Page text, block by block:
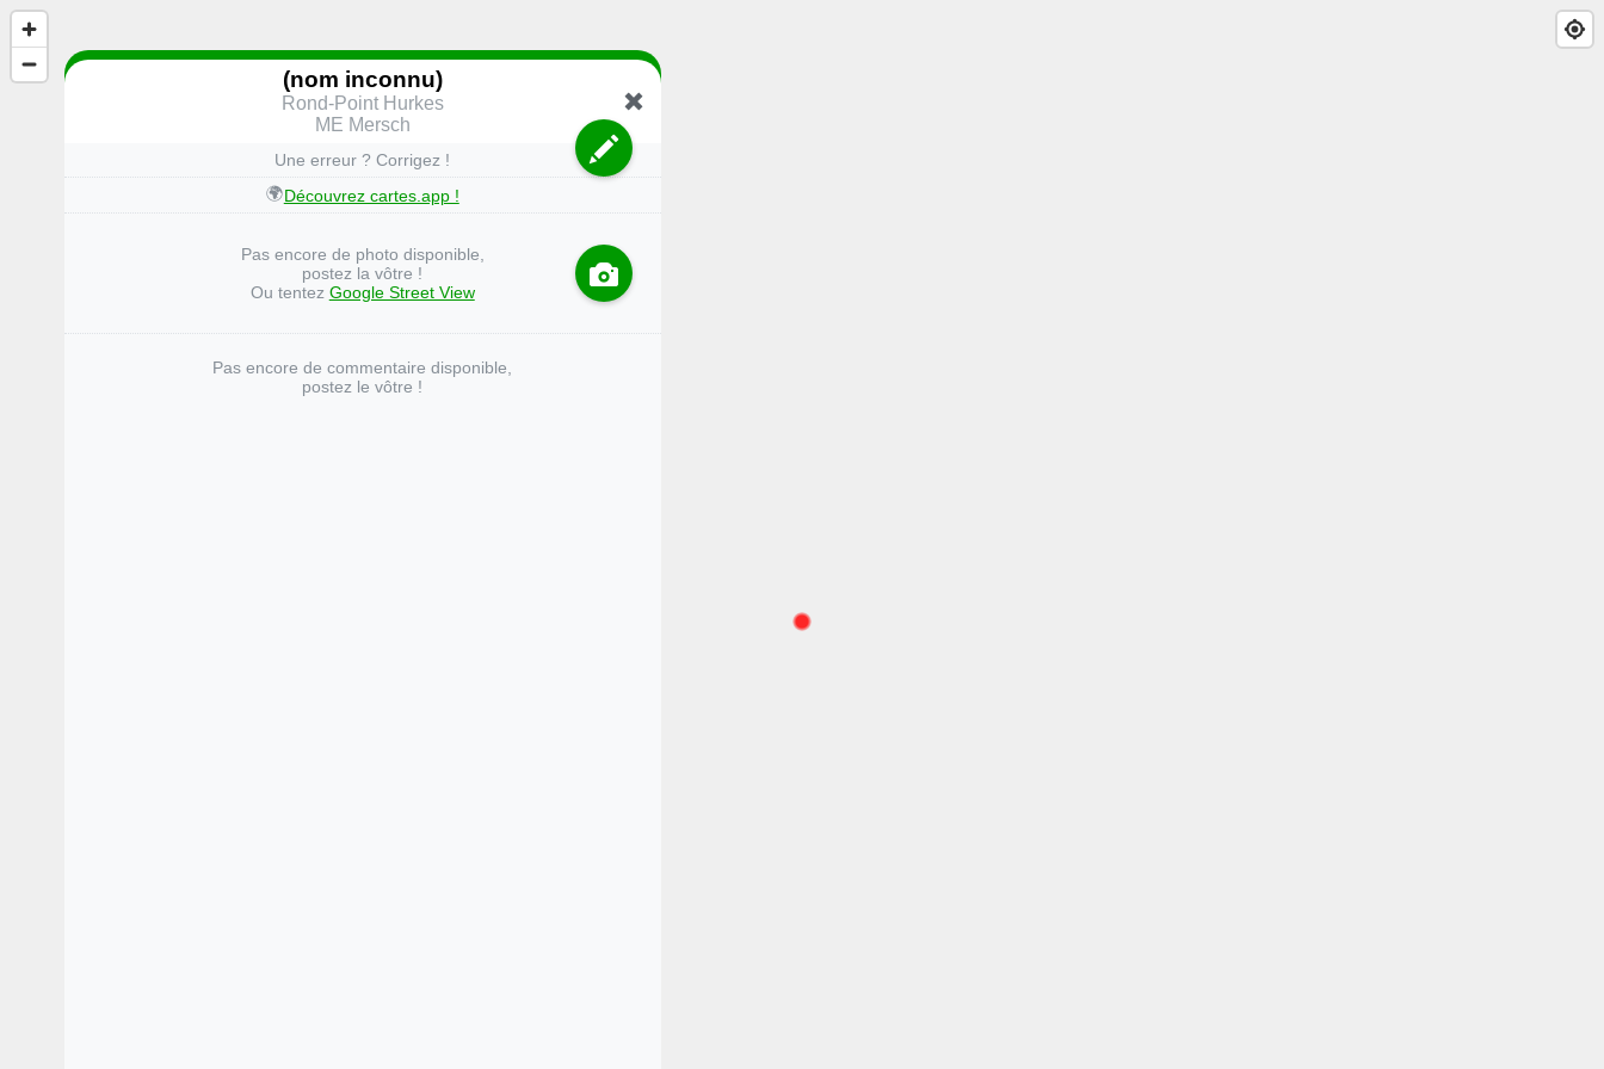
(nom inconnu)
Rond-Point Hurkes
ME Mersch
Une erreur ? Corrigez !
🌍Découvrez cartes.app !
Pas encore de photo disponible,
postez la vôtre !
Ou tentez Google Street View
Pas encore de commentaire disponible,
postez le vôtre !